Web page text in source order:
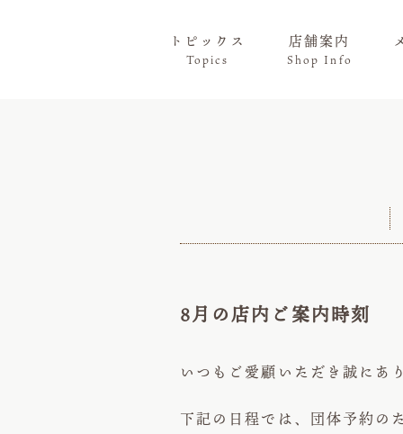
トピックス
Topics
店舗案内
Shop Info
8月の店内ご案内時刻
いつもご愛顧いただき誠にあ
下記の日程では、団体予約の